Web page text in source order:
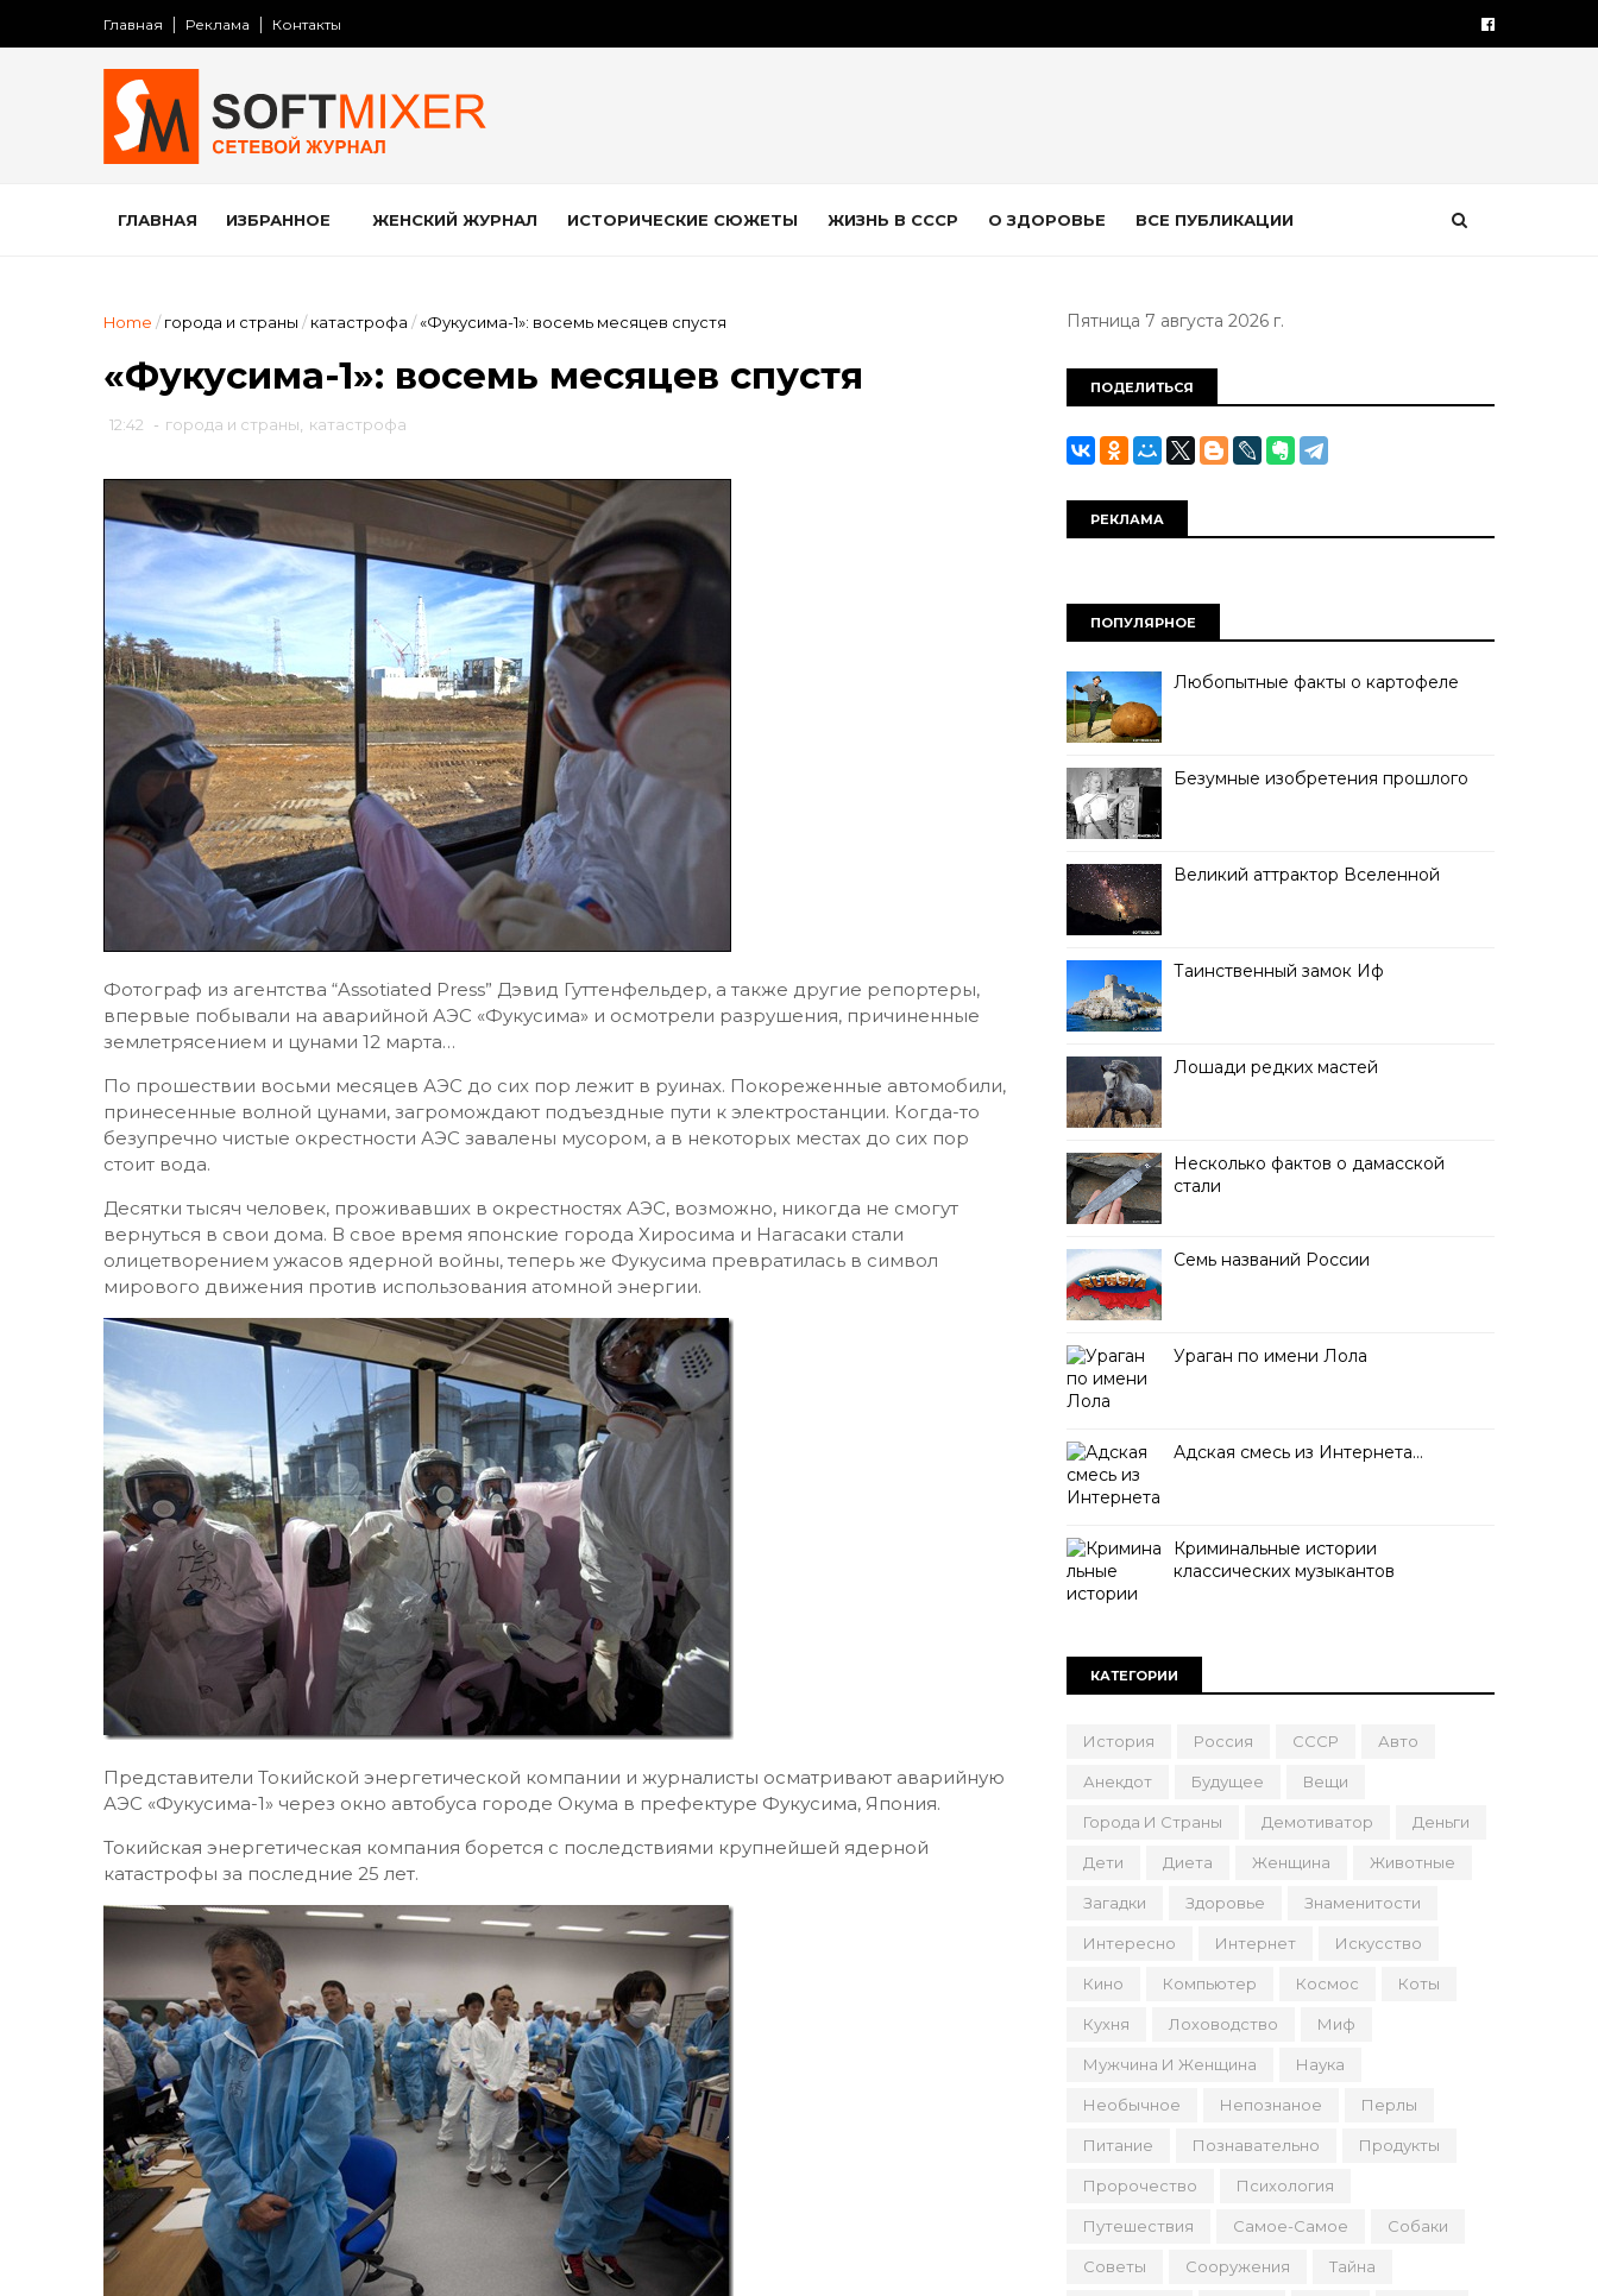
Главная Реклама Контакты
ГЛАВНАЯ ИЗБРАННОЕ ЖЕНСКИЙ ЖУРНАЛ ИСТОРИЧЕСКИЕ СЮЖЕТЫ ЖИЗНЬ В СССР О ЗДОРОВЬЕ ВСЕ ПУБЛИКАЦИИ
Home / города и страны / катастрофа /«Фукусима-1»: восемь месяцев спустя
«Фукусима-1»: восемь месяцев спустя
12:42 - города и страны катастрофа
Фотограф из агентства “Assotiated Press” Дэвид Гуттенфельдер, а также другие репортеры,
впервые побывали на аварийной АЭС «Фукусима» и осмотрели разрушения, причиненные
землетрясением и цунами 12 марта…
По прошествии восьми месяцев АЭС до сих пор лежит в руинах. Покореженные автомобили,
принесенные волной цунами, загромождают подъездные пути к электростанции. Когда-то
безупречно чистые окрестности АЭС завалены мусором, а в некоторых местах до сих пор
стоит вода.
Десятки тысяч человек, проживавших в окрестностях АЭС, возможно, никогда не смогут
вернуться в свои дома. В свое время японские города Хиросима и Нагасаки стали
олицетворением ужасов ядерной войны, теперь же Фукусима превратилась в символ
мирового движения против использования атомной энергии.
Представители Токийской энергетической компании и журналисты осматривают аварийную
АЭС «Фукусима-1» через окно автобуса городе Окума в префектуре Фукусима, Япония.
Токийская энергетическая компания борется с последствиями крупнейшей ядерной
катастрофы за последние 25 лет.
Пятница 7 августа 2026 г.
ПОДЕЛИТЬСЯ
РЕКЛАМА
ПОПУЛЯРНОЕ
Любопытные факты о картофеле
Безумные изобретения прошлого
Великий аттрактор Вселенной
Таинственный замок Иф
Лошади редких мастей
Несколько фактов о дамасской
стали
Семь названий России
Ураган по имени Лола
Адская смесь из Интернета…
Криминальные истории
классических музыкантов
КАТЕГОРИИ
История Россия СССР Авто
Анекдот Будущее Вещи
Города И Страны Демотиватор Деньги
Дети Диета Женщина Животные
Загадки Здоровье Знаменитости
Интересно Интернет Искусство
Кино Компьютер Космос Коты
Кухня Лоховодство Миф
Мужчина И Женщина Наука
Необычное Непознаное Перлы
Питание Познавательно Продукты
Пророчество Психология
Путешествия Самое-Самое Собаки
Советы Сооружения Тайна